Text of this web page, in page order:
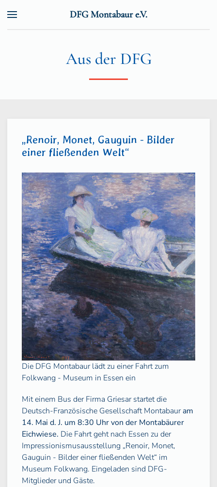
DFG Montabaur e.V.
Aus der DFG
„Renoir, Monet, Gauguin - Bilder
einer fließenden Welt“
Die DFG Montabaur lädt zu einer Fahrt zum
Folkwang - Museum in Essen ein
Mit einem Bus der Firma Griesar startet die
Deutsch-Französische Gesellschaft Montabauram
14. Mai d. J. um 8:30 Uhr von der Montabäurer
Eichwiese. Die Fahrt geht nach Essen zu der
Impressionismusausstellung „Renoir, Monet,
Gauguin - Bilder einer fließenden Welt“ im
Museum Folkwang. Eingeladen sind DFG-
Mitglieder und Gäste.